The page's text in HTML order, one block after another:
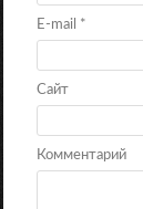
E-mail *
Сайт
Комментарий